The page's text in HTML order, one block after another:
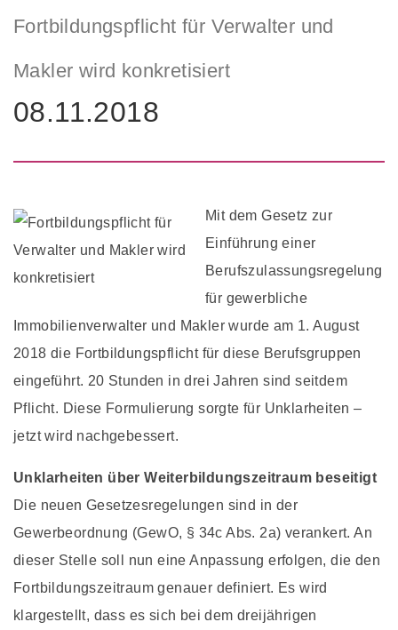
Fortbildungspflicht für Verwalter und
Makler wird konkretisiert
08.11.2018
Mit dem Gesetz zur
Einführung einer
Berufszulassungsregelung
für gewerbliche
Immobilienverwalter und Makler wurde am 1. August
2018 die Fortbildungspflicht für diese Berufsgruppen
eingeführt. 20 Stunden in drei Jahren sind seitdem
Pflicht. Diese Formulierung sorgte für Unklarheiten –
jetzt wird nachgebessert.
Unklarheiten über Weiterbildungszeitraum beseitigt
Die neuen Gesetzesregelungen sind in der
Gewerbeordnung (GewO, § 34c Abs. 2a) verankert. An
dieser Stelle soll nun eine Anpassung erfolgen, die den
Fortbildungszeitraum genauer definiert. Es wird
klargestellt, dass es sich bei dem dreijährigen